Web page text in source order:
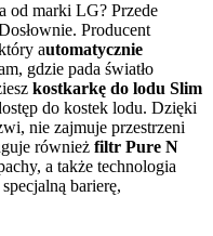
od marki LG? Przede
Producent
automatycznie
gdzie pada światło
kostkarkę do lodu Slim
do kostek lodu. Dzięki
nie zajmuje przestrzeni
również filtr Pure N
a także technologia
barierę,